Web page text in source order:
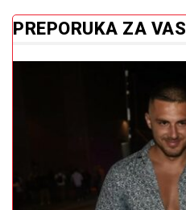
PREPORUKA ZA VAS